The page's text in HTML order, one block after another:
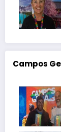
Campos